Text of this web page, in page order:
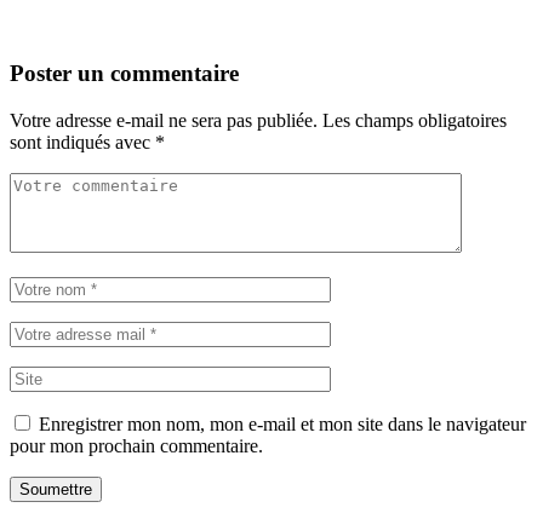
Poster un commentaire
Votre adresse e-mail ne sera pas publiée. Les champs obligatoires
sont indiqués avec *
Enregistrer mon nom, mon e-mail et mon site dans le navigateur
pour mon prochain commentaire.
Soumettre